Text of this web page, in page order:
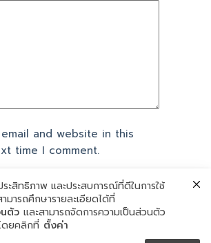
email and website in this
time I comment.
ะสิทธิภาพ และประสบการณ์ที่ดีในการใช้
ารถศึกษารายละเอียดได้ที่
ตัว และสามารถจัดการความเป็นส่วนตัว
ดยคลิกที่ ตั้งค่า